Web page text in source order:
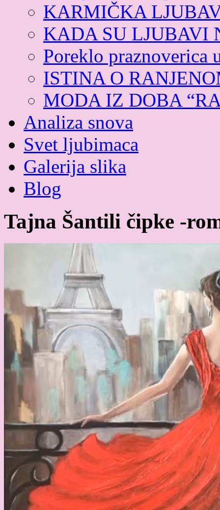
KARMIČKA
KADA SU LJUBAVI
Poreklo praznoverica
ISTINA O
MODA IZ DOBA
Analiza snova
Svet ljubimaca
Galerija slika
Blog
Tajna Šantili čipke -